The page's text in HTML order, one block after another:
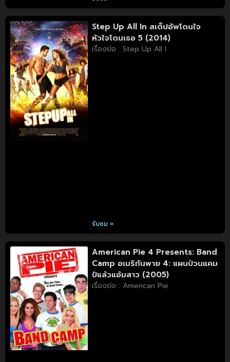
Step Up All In สเต็ปอัพโดนใจ
หัวใจโดนเธอ 5 (2014)
เรื่องย่อ : Step Up All I
รับชม »
American Pie 4 Presents: Band
Camp อเมริกันพาย 4: แผนป่วนแคม
ป์แล้วแอ้มสาว (2005)
เรื่องย่อ : American Pie